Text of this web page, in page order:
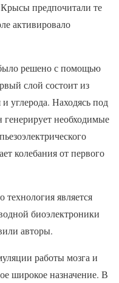
предпочитали те
активировало
решено с помощью
слой состоит из
углерода. Находясь под
генерирует необходимые
колебания от первого
является
биоэлектроники
авторы.
работы мозга и
широкое назначение. В